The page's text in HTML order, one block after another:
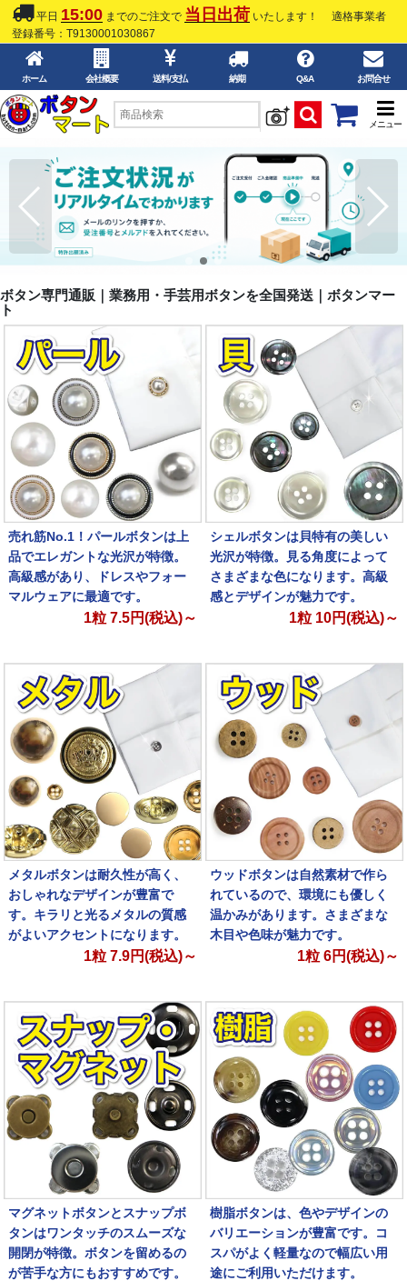
平日 15:00 までのご注文で 当日出荷 いたします！
適格事業者
登録番号：T9130001030867
ホーム 会社概要 送料/支払 納期 Q&A お問合せ
メニュー
ボタン専門通販｜業務用・手芸用ボタンを全国発送｜ボタンマー
ト
売れ筋No.1！パールボタンは上
品でエレガントな光沢が特徴。
高級感があり、ドレスやフォー
マルウェアに最適です。
1粒7.5円(税込)～
シェルボタンは貝特有の美しい
光沢が特徴。見る角度によって
さまざまな色になります。高級
感とデザインが魅力です。
1粒 10円(税込)～
メタルボタンは耐久性が高く、
おしゃれなデザインが豊富で
す。キラリと光るメタルの質感
がよいアクセントになります。
1粒7.9円(税込)～
ウッドボタンは自然素材で作ら
れているので、環境にも優しく
温かみがあります。さまざまな
木目や色味が魅力です。
1粒6円(税込)～
マグネットボタンとスナップボ
タンはワンタッチのスムーズな
開閉が特徴。ボタンを留めるの
が苦手な方にもおすすめです。
樹脂ボタンは、色やデザインの
バリエーションが豊富です。コ
スパがよく軽量なので幅広い用
途にご利用いただけます。